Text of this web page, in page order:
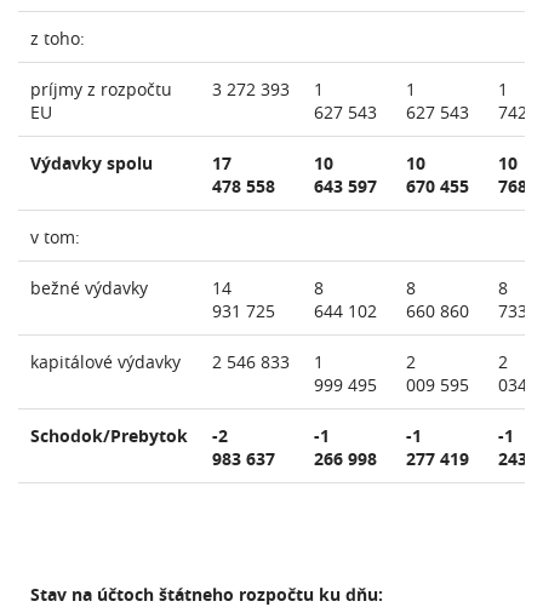
z toho:
príjmy z rozpočtu
EU
3 272 393
1
627 543
1
627 543
1
742
Výdavky spolu
17
478 558
10
643 597
10
670 455
10
768
v tom:
bežné výdavky
14
931 725
8
644 102
8
660 860
8
733
kapitálové výdavky 2 546 833
1
999 495
2
009 595
2
034
Schodok/Prebytok
-2
983 637
-1
266 998
-1
277 419
-1
243
Stav na účtoch štátneho rozpočtu ku dňu: